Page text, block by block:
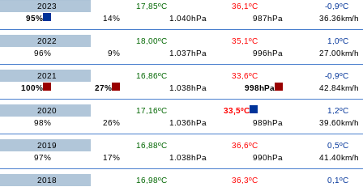
2023 17,85ºC 36,1ºC
-0,9ºC
95%
14% 1.040hPa 987hPa 36.36km/h
2022 18,00ºC 35,1ºC
1,0ºC
96%
9% 1.037hPa 996hPa 27.00km/h
2021 16,86ºC 33,6ºC
-0,9ºC
100%
27% 1.038hPa 998hPa 42.84km/h
2020 17,16ºC 33,5ºC
1,2ºC
98%
26% 1.036hPa 989hPa 39.60km/h
2019 16,88ºC 36,6ºC
0,5ºC
97%
17% 1.038hPa 990hPa 41.40km/h
2018 16,98ºC 36,3ºC
0,1ºC